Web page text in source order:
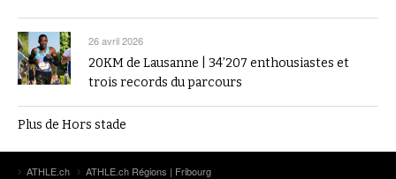
26 avril 2026
20KM de Lausanne | 34’207 enthousiastes et
trois records du parcours
Plus de Hors stade
ATHLE.ch
ATHLE.ch Régions | Fribourg